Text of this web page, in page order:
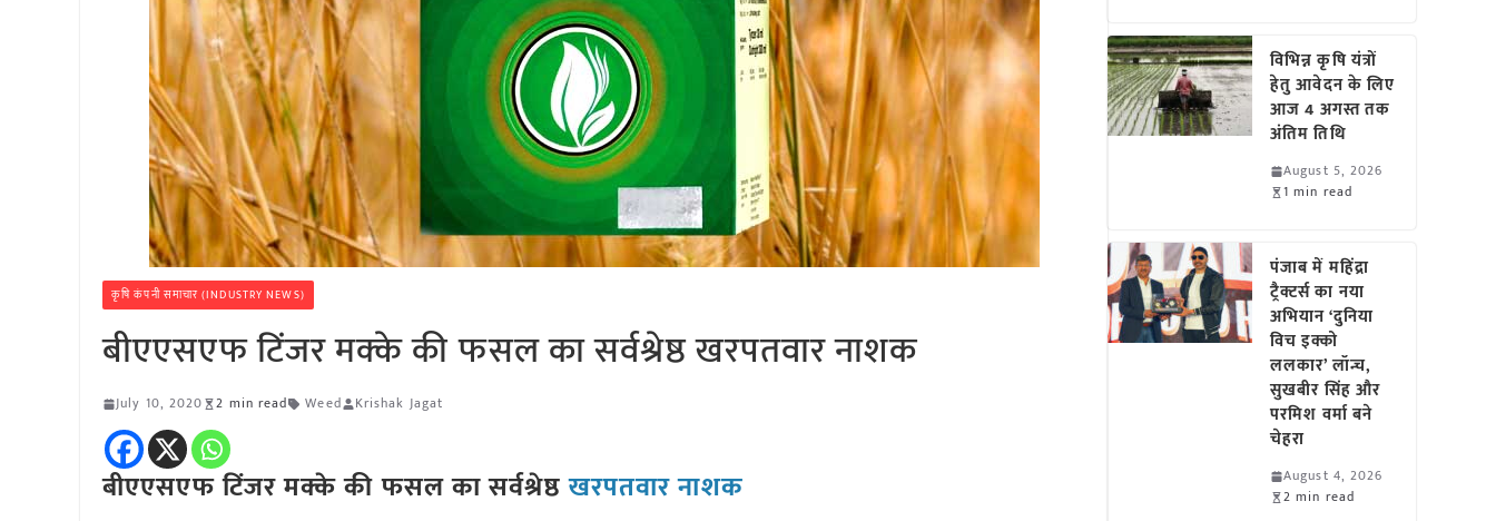
कृषि कंपनी समाचार (INDUSTRY NEWS)
बीएएसएफ टिंजर मक्के की फसल का सर्वश्रेष्ठ खरपतवार नाशक
July 10, 2020 2 min read Weed Krishak Jagat
बीएएसएफ टिंजर मक्के की फसल का सर्वश्रेष्ठखरपतवार नाशक
विभिन्न कृषि यंत्रों
हेतु आवेदन के लिए
आज 4 अगस्त तक
अंतिम तिथि
August 5, 2026
1 min read
पंजाब में महिंद्रा
ट्रैक्टर्स का नया
अभियान ‘दुनिया
विच इक्को
ललकार’ लॉन्च,
सुखबीर सिंह और
परमिश वर्मा बने
चेहरा
August 4, 2026
2 min read